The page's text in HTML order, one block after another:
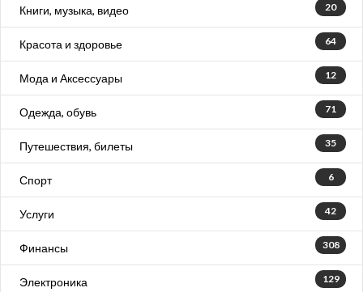
20
Книги, музыка, видео
64
Красота и здоровье
12
Мода и Аксессуары
71
Одежда, обувь
35
Путешествия, билеты
6
Спорт
42
Услуги
308
Финансы
129
Электроника